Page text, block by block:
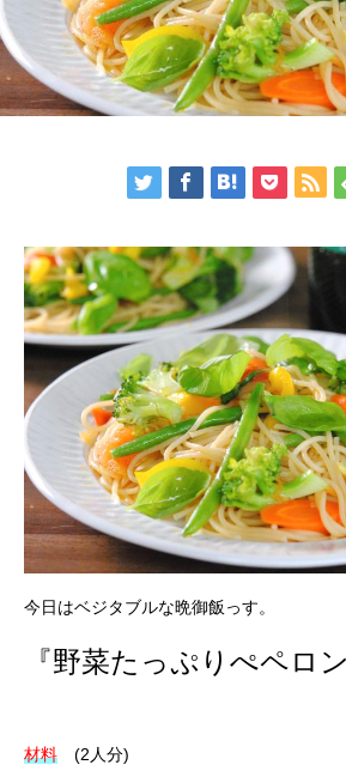
今日はベジタブルな晩御飯っす。
『野菜たっぷりぺペロ
材料 (2人分)